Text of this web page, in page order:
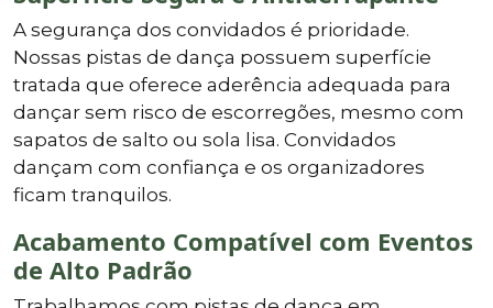
A segurança dos convidados é prioridade.
Nossas pistas de dança possuem superfície
tratada que oferece aderência adequada para
dançar sem risco de escorregões, mesmo com
sapatos de salto ou sola lisa. Convidados
dançam com confiança e os organizadores
ficam tranquilos.
Acabamento Compatível com Eventos
de Alto Padrão